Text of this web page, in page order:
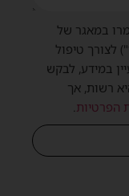
במאגר של
לצורך טיפול
במידע, לבקש
רשות, אך
הפרטיות.